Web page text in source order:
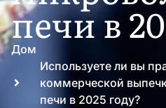
печи в
Дом
Используете ли вы
коммерческой
печи в 2025 году?